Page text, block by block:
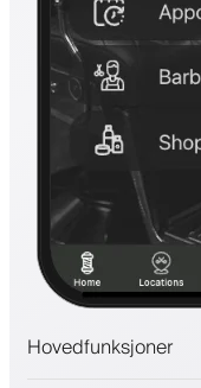
Hovedfunksjoner